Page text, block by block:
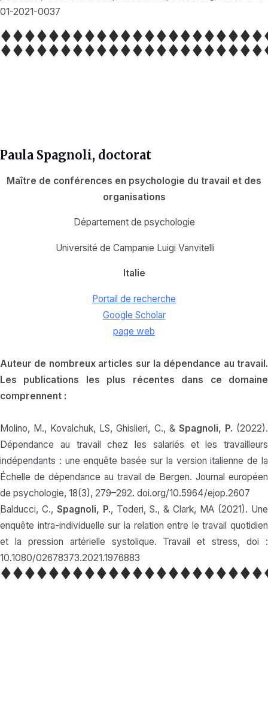
01-2021-0037
Paula Spagnoli, doctorat
Maître de conférences en psychologie du travail et des
organisations
Département de psychologie
Université de Campanie Luigi Vanvitelli
Italie
Portail de recherche
Google Scholar
page web
Auteur de nombreux articles sur la dépendance au travail.
Les publications les plus récentes dans ce domaine
comprennent :
Molino, M., Kovalchuk, LS, Ghislieri, C., & Spagnoli, P. (2022).
Dépendance au travail chez les salariés et les travailleurs
indépendants : une enquête basée sur la version italienne de la
Échelle de dépendance au travail de Bergen. Journal européen
de psychologie, 18(3), 279–292. doi.org/10.5964/ejop.2607
Balducci, C., Spagnoli, P., Toderi, S., & Clark, MA (2021). Une
enquête intra-individuelle sur la relation entre le travail quotidien
et la pression artérielle systolique. Travail et stress, doi :
10.1080/02678373.2021.1976883